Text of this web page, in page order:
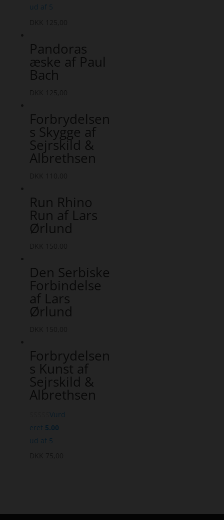
ud af 5
Pandoras
æske af Paul
Bach
Forbrydelsen
s Skygge af
Sejrskild &
Albrethsen
Run Rhino
Run af Lars
Ørlund
Den Serbiske
Forbindelse
af Lars
Ørlund
Forbrydelsen
s Kunst af
Sejrskild &
Albrethsen
Vurd
eret 5.00
ud af 5